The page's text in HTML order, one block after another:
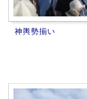
神輿勢揃い